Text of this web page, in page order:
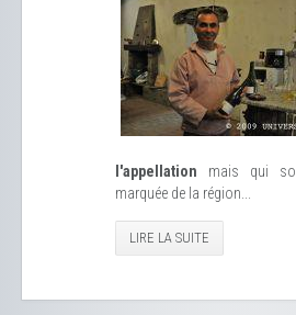
l'appellation mais qui
marquée de la région...
LIRE LA SUITE